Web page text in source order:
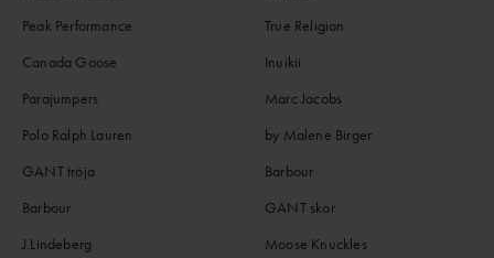
Peak Performance
Canada Goose
Parajumpers
Polo Ralph Lauren
GANT tröja
Barbour
J.Lindeberg
True Religion
Inuikii
Marc Jacobs
by Malene Birger
Barbour
GANT skor
Moose Knuckles